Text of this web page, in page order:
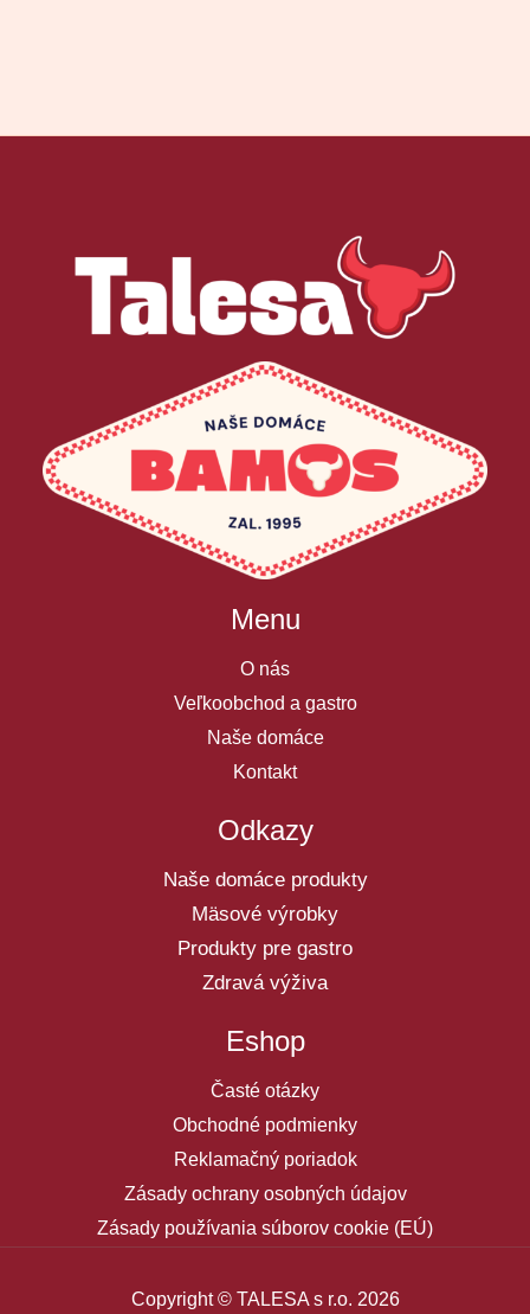
Menu
O nás
Veľkoobchod a gastro
Naše domáce
Kontakt
Odkazy
Naše domáce produkty
Mäsové výrobky
Produkty pre gastro
Zdravá výživa
Eshop
Časté otázky
Obchodné podmienky
Reklamačný poriadok
Zásady ochrany osobných údajov
Zásady používania súborov cookie (EÚ)
Copyright © TALESA s r.o. 2026